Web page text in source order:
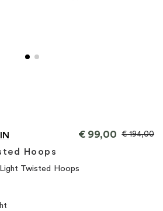
Hoops
€99,00 €194,00
Twisted Hoops